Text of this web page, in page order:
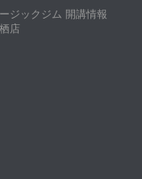
ジックジム 開講情報
店